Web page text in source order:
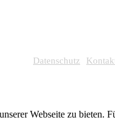
Datenschutz
Webseite zu